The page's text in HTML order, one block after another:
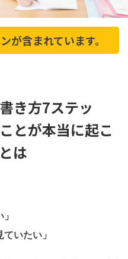
が含まれています。
き方7ステッ
とが本当に起こ
は
いたい」